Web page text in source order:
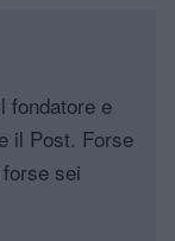
fondatore e
il Post. Forse
sei